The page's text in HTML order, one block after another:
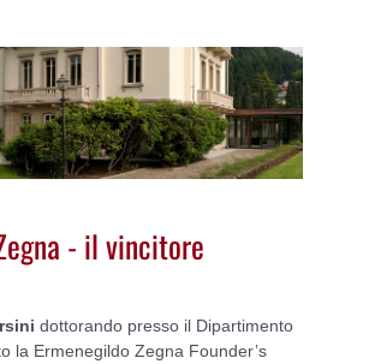
- il vincitore
dottorando presso il Dipartimento
la Ermenegildo Zegna Founder’s